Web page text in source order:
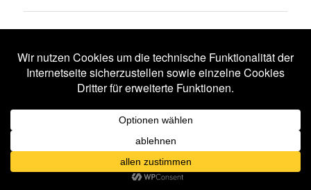
Video
Veröffentlicht am6. Juni 2026vonSven Bähr
Die deutsche Metalcore-BandElectric Callboy
Dieses Mal stehen sie gemeinsam mit der US-amerikanischen
Punk-Rock-Band The Offspring vor der Kamera beziehungsweise